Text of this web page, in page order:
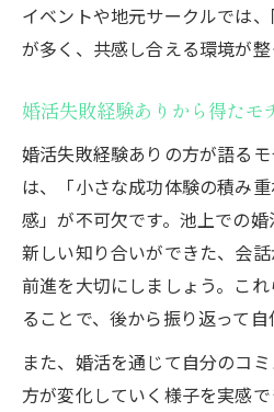
イベントや地元サークルでは
が多く、共感し合える環境が整
婚活失敗経験ありから得たモ
婚活失敗経験ありの方が語る
は、「小さな成功体験の積み
感」が不可欠です。池上での
新しい知り合いができた、会
前進を大切にしましょう。こ
ることで、後から振り返って自
また、婚活を通じて自分のコ
方が変化していく様子を実感